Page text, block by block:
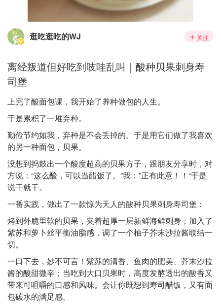
逛吃逛吃的WJ 关注
离经叛道但好吃到吱哇乱叫｜酸种贝果刺身寿
司堡
上完了酸面包课，我开始了养种做包的人生。
于是累积了一堆弃种。
勤俭节约如我，弃种是不会丢掉的。于是用它们做了我喜欢
的另一种面包，贝果。
没想到捣鼓出一个酸度超高的贝果方子，跟朋友分享时，对
方说：“这么酸，可以当醋饭了。”我：”正有此意！！“于是
说干就干。
一番实践，做出了一款惊为天人的酸种贝果刺身寿司堡：
烤到外脆里软的贝果，夹着超厚一层新鲜海鲜刺身；加入了
紫苏和萝卜丝平衡油脂感，调了一个柚子芥末沙拉酱联结一
切。
一口下去，妙不可言！紫苏的清香、鱼肉的肥美、芥末沙拉
酱的酸甜微辛；当吃到大口贝果时，高度发酵透出的酸香又
带来可咀嚼的口感和风味。会让你既想到寿司醋饭，又有面
包碳水的满足感。